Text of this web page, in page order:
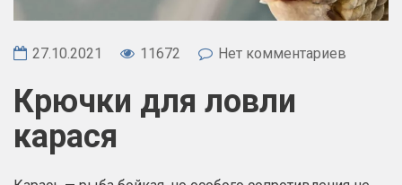
27.10.2021 11672 Нет комментариев
Крючки для ловли
карася